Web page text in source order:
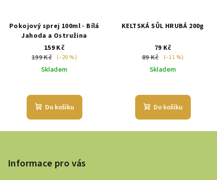
Pokojový sprej 100ml - Bílá
Jahoda a Ostružina
159 Kč
199 Kč (–20 %)
Skladem
Do košíku
KELTSKÁ SŮL HRUBÁ 200g
79 Kč
89 Kč
(–11 %)
Skladem
hodnocení
produktu
z
Do košíku
Informace pro vás